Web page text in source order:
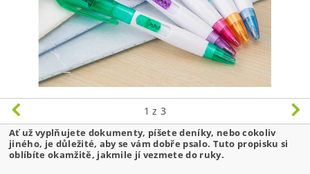
1 z 3
Ať už vyplňujete dokumenty, píšete deníky, nebo cokoliv
jiného, je důležité, aby se vám dobře psalo. Tuto propisku si
oblíbíte okamžitě, jakmile jí vezmete do ruky.